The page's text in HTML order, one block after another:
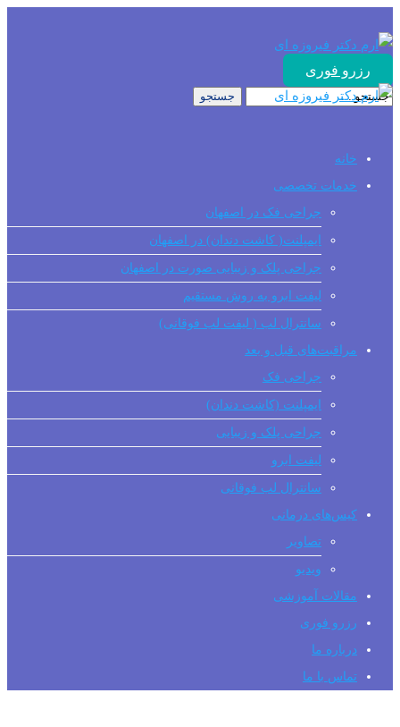
رزرو فوری
خانه
خدمات تخصصی
جراحی فک در اصفهان
ایمپلنت( کاشت دندان) در اصفهان
جراحی پلک و زیبایی صورت در اصفهان
لیفت ابرو به روش مستقیم
سانترال لب ( لیفت لب فوقانی)
مراقبت‌های قبل و بعد
جراحی فک
ایمپلنت (کاشت دندان)
جراحی پلک و زیبایی
لیفت ابرو
سانترال لب فوقانی
کیس‌های درمانی
تصاویر
ویدیو
مقالات آموزشی
رزرو فوری
درباره ما
تماس با ما